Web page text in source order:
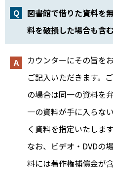
図書館で借りた資料を
料を破損した場合も含む
カウンターにその旨を
ご記入いただきます。
の場合は同一の資料を
一の資料が手に入らな
く資料を指定いたします
なお、ビデオ・DVDの
料には著作権補償金が